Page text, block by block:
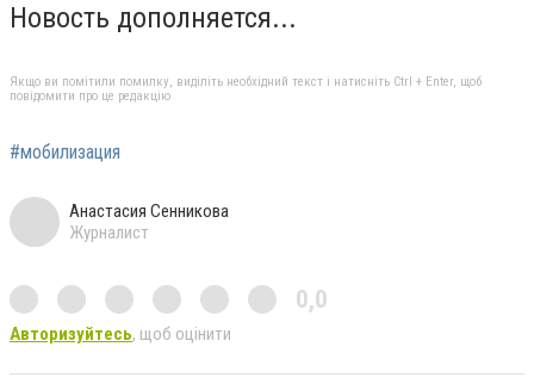
Новость дополняется...
Якщо ви помітили помилку, виділіть необхідний текст і натисніть Ctrl + Enter, щоб
повідомити про це редакцію
#мобилизация
Анастасия Сенникова
Журналист
0,0
Авторизуйтесь, щоб оцінити